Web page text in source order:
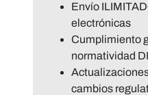
Envío
electrónicas
Cumplimiento
normatividad
cambios